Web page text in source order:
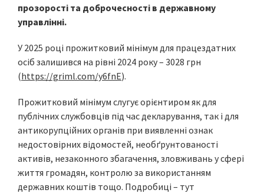
прозорості та доброчесності в державному
управлінні.
У 2025 році прожитковий мінімум для працездатних
осіб залишився на рівні 2024 року – 3028 грн
(https://griml.com/y6fnE).
Прожитковий мінімум слугує орієнтиром як для
публічних службовців під час декларування, так і для
антикорупційних органів при виявленні ознак
недостовірних відомостей, необґрунтованості
активів, незаконного збагачення, зловживань у сфері
життя громадян, контролю за використанням
державних коштів тощо. Подробиці – тут